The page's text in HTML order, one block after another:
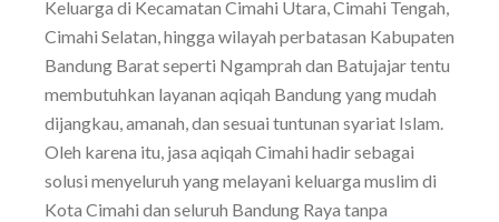
Keluarga di Kecamatan Cimahi Utara, Cimahi Tengah,
Cimahi Selatan, hingga wilayah perbatasan Kabupaten
Bandung Barat seperti Ngamprah dan Batujajar tentu
membutuhkan layanan aqiqah Bandung yang mudah
dijangkau, amanah, dan sesuai tuntunan syariat Islam.
Oleh karena itu, jasa aqiqah Cimahi hadir sebagai
solusi menyeluruh yang melayani keluarga muslim di
Kota Cimahi dan seluruh Bandung Raya tanpa